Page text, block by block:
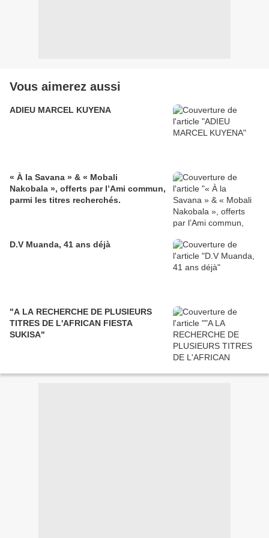
Vous aimerez aussi
ADIEU MARCEL KUYENA
« À la Savana » & « Mobali
Nakobala », offerts par l’Ami commun,
parmi les titres recherchés.
D.V Muanda, 41 ans déjà
"A LA RECHERCHE DE PLUSIEURS
TITRES DE L'AFRICAN FIESTA
SUKISA"